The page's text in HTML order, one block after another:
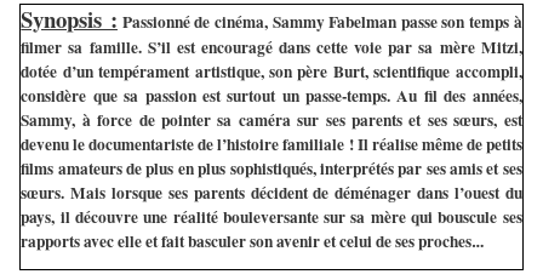
Synopsis : Passionné de cinéma, Sammy Fabelman passe son temps à
filmer sa famille. S’il est encouragé dans cette voie par sa mère Mitzi,
dotée d’un tempérament artistique, son père Burt, scientifique accompli,
considère que sa passion est surtout un passe-temps. Au fil des années,
Sammy, à force de pointer sa caméra sur ses parents et ses sœurs, est
devenu le documentariste de l’histoire familiale ! Il réalise même de petits
films amateurs de plus en plus sophistiqués, interprétés par ses amis et ses
sœurs. Mais lorsque ses parents décident de déménager dans l’ouest du
pays, il découvre une réalité bouleversante sur sa mère qui bouscule ses
rapports avec elle et fait basculer son avenir et celui de ses proches…